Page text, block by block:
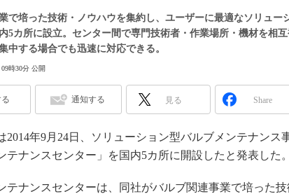
TECHNO-FRONTIER
EdgeTech+
日本ものづくりワールド
AUTOMOTIVE WORLD
産業オープンネット展
組み込み画像技術
組み込みモデリング
ISO26262
3Dプリンタ
S＆OP
で培った技術・ノウハウを集約し、ユーザーに最適なソリュー
5カ所に設立。センター間で専門技術者・作業場所・機材を相
中する場合でも迅速に対応できる。
時30分 公開
通知する 見る Share
年9月24日、ソリューション型バルブメンテナンス
テナンスセンター」を国内5カ所に開設したと発表した。
ナンスセンターは、同社がバルブ関連事業で培った